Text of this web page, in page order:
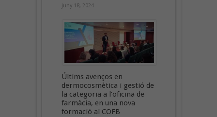
juny 18, 2024
Últims avenços en
dermocosmètica i gestió de
la categoria a l’oficina de
farmàcia, en una nova
formació al COFB